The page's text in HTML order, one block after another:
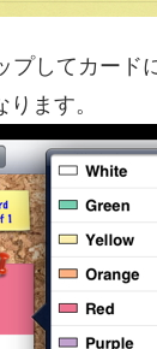
プしてカード
ます。